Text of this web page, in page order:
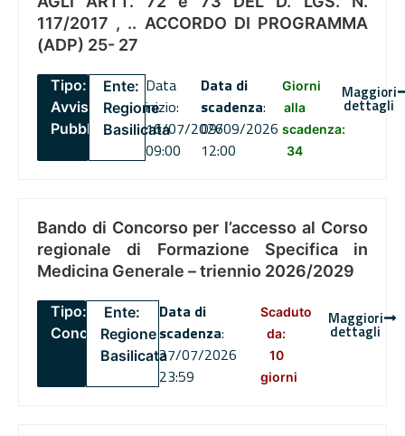
117/2017 , .. ACCORDO DI PROGRAMMA
(ADP) 25- 27
Tipo:
Avviso
Pubblico
Ente:
Regione
Basilicata
Data
inizio:
16/07/2026
09:00
Data di
scadenza:
09/09/2026
12:00
Giorni
alla
scadenza:
34
Maggiori
dettagli
Bando di Concorso per l’accesso al Corso
regionale di Formazione Specifica in
Medicina Generale – triennio 2026/2029
Tipo:
Concorsi
Ente:
Regione
Basilicata
Data di
scadenza:
27/07/2026
23:59
Scaduto
da:
10
giorni
Maggiori
dettagli